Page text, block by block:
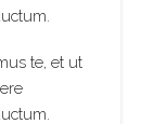
te, et ut